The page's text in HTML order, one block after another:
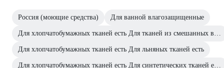
Россия (моющие средства) Для ванной влагозащищенные
Для хлопчатобумажных тканей есть Для льняных тканей есть